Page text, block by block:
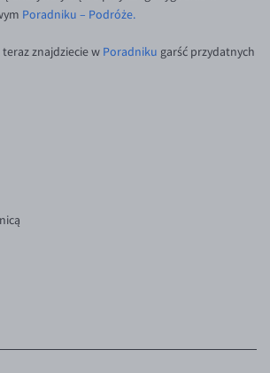
Poradniku – Podróże.
znajdziecie w Poradniku garść przydatnych